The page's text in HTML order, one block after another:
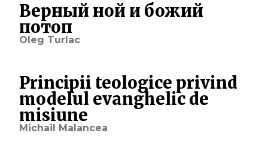
Верный ной и божий
потоп
Oleg Turlac
Principii teologice privind
modelul evanghelic de
misiune
Michail Malancea